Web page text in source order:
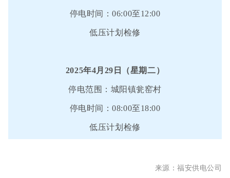
停电时间：06:00至12:00
低压计划检修
2025年4月29日（星期二）
停电范围：城阳镇瓮窑村
停电时间：08:00至18:00
低压计划检修
来源：福安供电公司